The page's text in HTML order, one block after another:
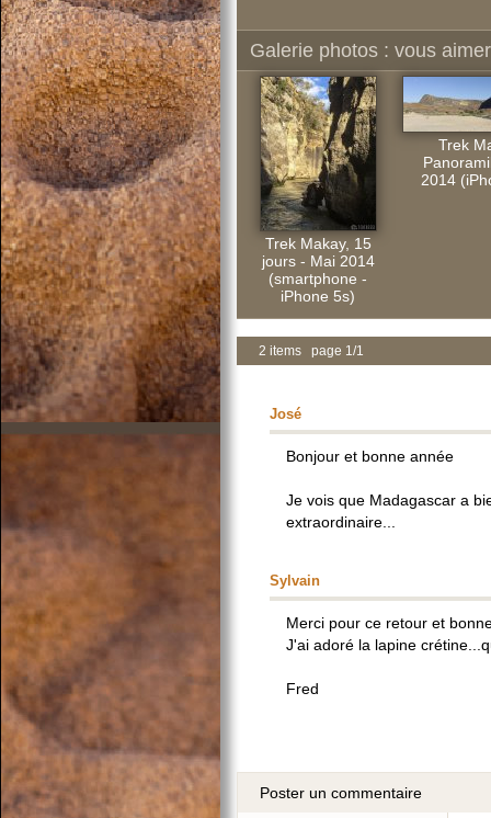
Galerie photos : vous
Trek Makay, 15
jours - Mai 2014
(smartphone -
iPhone 5s)
Trek
2014
2 items page 1/1
José
Bonjour et bonne année
Je vois que Madagascar a
extraordinaire...
Sylvain
Merci pour ce retour et
J'ai adoré la lapine
Fred
Poster un commentaire